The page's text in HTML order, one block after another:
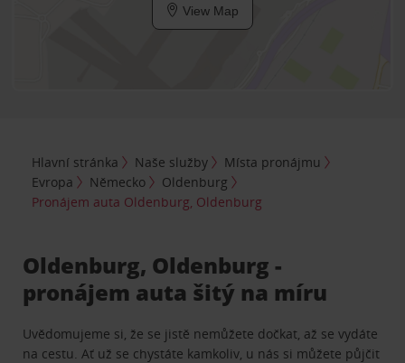
View Map
Hlavní stránka Naše služby
Místa pronájmu
Evropa
Německo
Oldenburg
Pronájem auta Oldenburg, Oldenburg
Oldenburg, Oldenburg -
pronájem auta šitý na míru
Uvědomujeme si, že se jistě nemůžete dočkat, až se vydáte
na cestu. Ať už se chystáte kamkoliv, u nás si můžete půjčit